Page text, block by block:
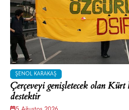
ŞENOL KARAKAŞ
Çerçeveyi genişletecek olan Kürt
destektir